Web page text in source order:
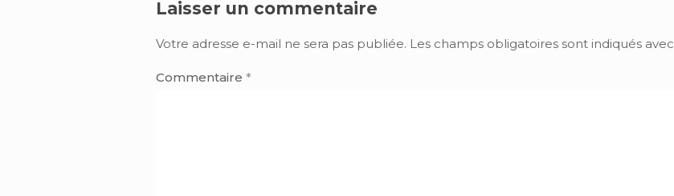
Laisser un commentaire
Votre adresse e-mail ne sera pas publiée. Les champs obligatoires sont indiqués avec
Commentaire *